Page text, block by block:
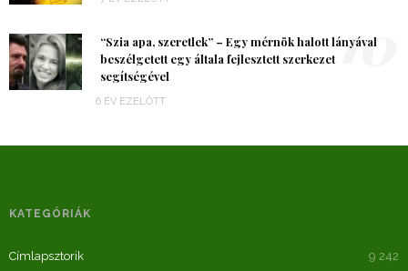
“Szia apa, szeretlek” – Egy mérnök halott lányával
beszélgetett egy általa fejlesztett szerkezet
segítségével
6 ÉV EZELŐTT
10
KATEGÓRIÁK
Címlapsztorik 9 242